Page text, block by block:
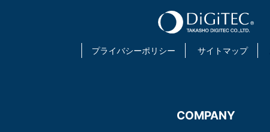
プライバシーポリシー サイトマップ
COMPANY